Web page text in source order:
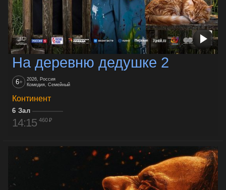
На деревню дедушке 2
6+
2026, Россия
Комедия, Семейный
Континент
6 Зал
14:15 460 ₽